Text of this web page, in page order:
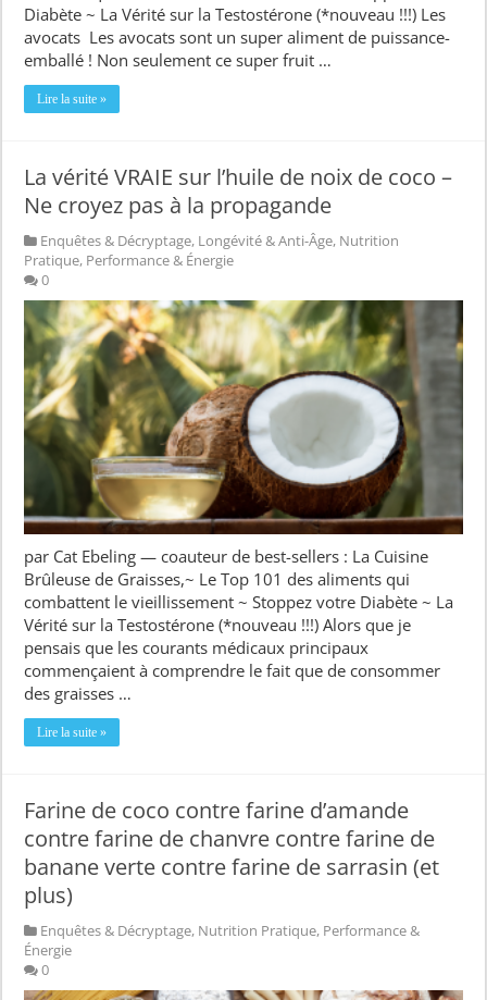
Diabète ~ La Vérité sur la Testostérone (*nouveau !!!) Les
avocats Les avocats sont un super aliment de puissance-
emballé ! Non seulement ce super fruit …
Lire la suite »
La vérité VRAIE sur l’huile de noix de coco –
Ne croyez pas à la propagande
Enquêtes & Décryptage, Longévité & Anti-Âge, Nutrition
Pratique, Performance & Énergie
0
par Cat Ebeling — coauteur de best-sellers : La Cuisine
Brûleuse de Graisses,~ Le Top 101 des aliments qui
combattent le vieillissement ~ Stoppez votre Diabète ~ La
Vérité sur la Testostérone (*nouveau !!!) Alors que je
pensais que les courants médicaux principaux
commençaient à comprendre le fait que de consommer
des graisses …
Lire la suite »
Farine de coco contre farine d’amande
contre farine de chanvre contre farine de
banane verte contre farine de sarrasin (et
plus)
Enquêtes & Décryptage, Nutrition Pratique, Performance &
Énergie
0